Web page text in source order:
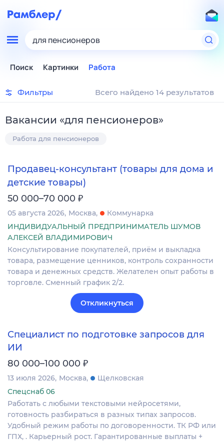
для пенсионеров
Поиск Картинки Работа
Фильтры Всего найдено 14 результатов
Вакансии «для пенсионеров»
Работа для пенсионеров
Продавец-консультант (товары для дома и
детские товары)
50 000–70 000 ₽
05 августа 2026 Москва
Коммунарка
ИНДИВИДУАЛЬНЫЙ ПРЕДПРИНИМАТЕЛЬ ШУМОВ
АЛЕКСЕЙ ВЛАДИМИРОВИЧ
Консультирование покупателей, приём и выкладка
товара, размещение ценников, контроль сохранности
товара и денежных средств. Желателен опыт работы в
торговле. Сменный график 2/2.
Откликнуться
Специалист по подготовке запросов для
ИИ
80 000–100 000 ₽
13 июля 2026 Москва
Щелковская
Спецснаб 06
Работать с любыми текстовыми нейросетями,
готовность разбираться в разных типах запросов.
Удобный режим работы по договоренности. ТК РФ или
ГПХ, . Карьерный рост. Гарантированные выплаты +